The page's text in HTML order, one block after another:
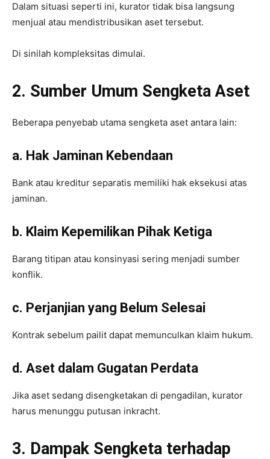
Dalam situasi seperti ini, kurator tidak bisa langsung
menjual atau mendistribusikan aset tersebut.
Di sinilah kompleksitas dimulai.
2. Sumber Umum Sengketa Aset
Beberapa penyebab utama sengketa aset antara lain:
a. Hak Jaminan Kebendaan
Bank atau kreditur separatis memiliki hak eksekusi atas
jaminan.
b. Klaim Kepemilikan Pihak Ketiga
Barang titipan atau konsinyasi sering menjadi sumber
konflik.
c. Perjanjian yang Belum Selesai
Kontrak sebelum pailit dapat memunculkan klaim hukum.
d. Aset dalam Gugatan Perdata
Jika aset sedang disengketakan di pengadilan, kurator
harus menunggu putusan inkracht.
3. Dampak Sengketa terhadap